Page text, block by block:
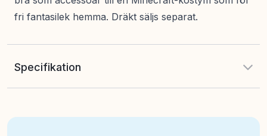
fri fantasilek hemma. Dräkt säljs separat.
Specifikation